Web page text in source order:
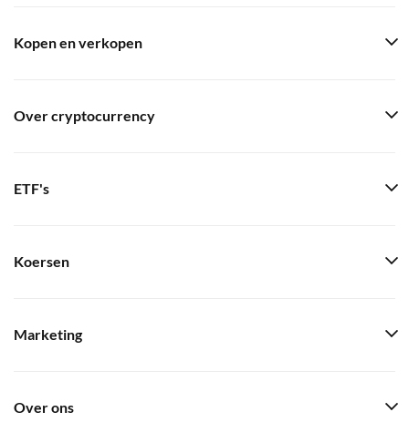
Kopen en verkopen
Over cryptocurrency
ETF's
Koersen
Marketing
Over ons